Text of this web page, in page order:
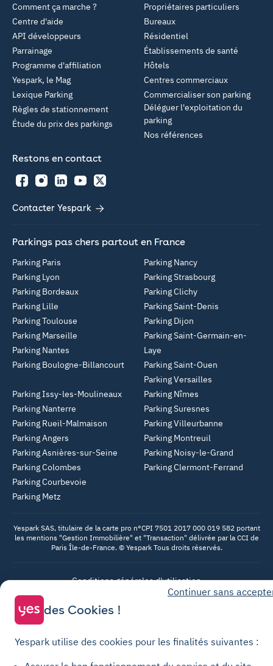
Propriétaires particuliers
Bureaux
Résidentiel
Établissements de santé
Hôtels
Centres commerciaux
Commercialiser son parking
Déléguer l'exploitation du
parking
Nos références
Comment ça marche ?
Centre d'aide
API développeurs
Parrainage
Programme d'affiliation
Yespark, le Mag
Lexique Parking
Règles de stationnement
Étude du prix des parkings
Restons en contact
FacebookInstagramLinkedInYouTubeTwitter
Contacter Yespark
Parkings pas chers partout en France
Parking Paris
Parking Lyon
Parking Bordeaux
Parking Lille
Parking Toulouse
Parking Marseille
Parking Nantes
Parking Boulogne-Billancourt
Parking Nancy
Parking Strasbourg
Parking Clichy
Parking Saint-Denis
Parking Dijon
Parking Saint-Germain-en-
Laye
Parking Saint-Ouen
Parking Versailles
Parking Issy-les-Moulineaux
Parking Nanterre
Parking Rueil-Malmaison
Parking Angers
Parking Asnières-sur-Seine
Parking Colombes
Parking Courbevoie
Parking Metz
Parking Nîmes
Parking Suresnes
Parking Villeurbanne
Parking Montreuil
Parking Noisy-le-Grand
Parking Clermont-Ferrand
Yespark SAS, titulaire de la carte pro n°CPI 7501 2017 000 019 582 portant
les mentions "Gestion Immobilière" et "Transaction" délivrée par la CCI de
Paris Île-de-France. © Yespark Tous droits réservés.
Conditions générales d'utilisation
Conditions générales de vente Stationnement
Continuer sans
des Cookies !
Yespark utilise des cookies pour les finalités suivantes :